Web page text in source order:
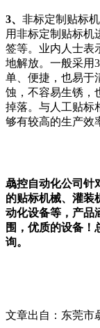
3、 非标定制贴标
用非标定制贴标机
签等。业内人士表
地解放。一般采用
单、便捷，也易于
蚀，不容易生锈，
掉落。与人工贴标
够有较高的生产效
骉控自动化公司针
的贴标机械、灌装
动化设备等，产品
围，优质的设备！
询。
文章出自：东莞市